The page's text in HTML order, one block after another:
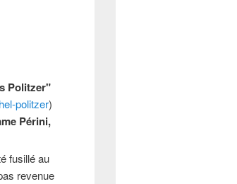
Politzer"
politzer)
Périni,
fusillé au
revenue